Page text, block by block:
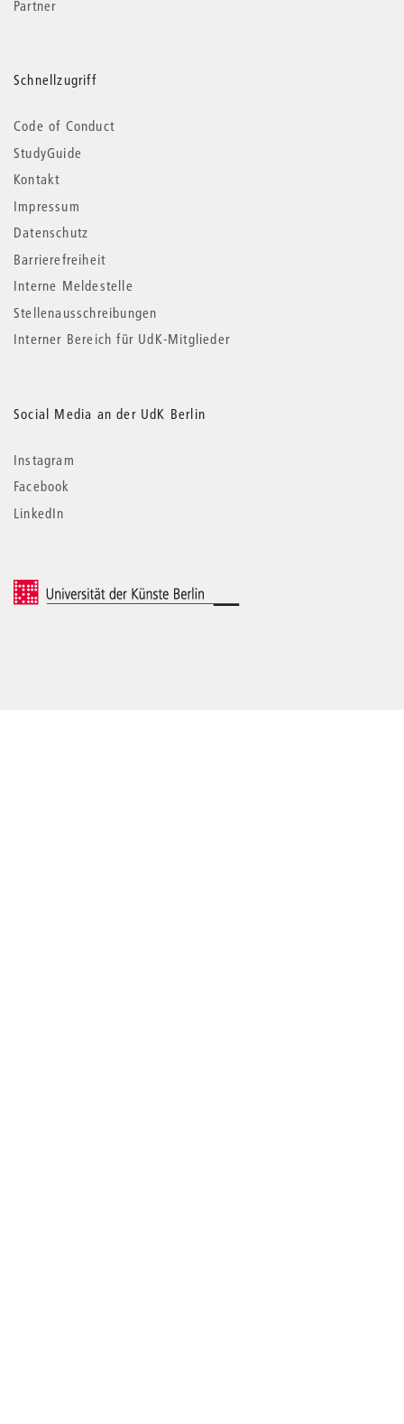
Partner
Schnellzugriff
Code of Conduct
StudyGuide
Kontakt
Impressum
Datenschutz
Barrierefreiheit
Interne Meldestelle
Stellenausschreibungen
Interner Bereich für UdK-Mitglieder
Social Media an der UdK Berlin
Instagram
Facebook
LinkedIn
© 2026 Universität der Künste Berlin